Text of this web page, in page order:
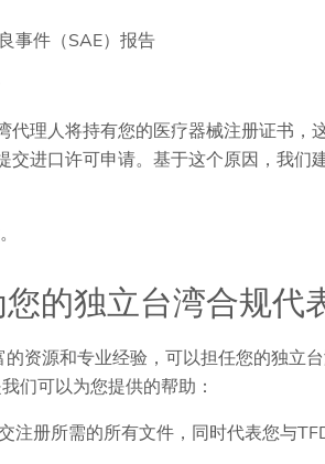
事件（SAE）报告
理人将持有您的医疗器械注册证书，
进口许可申请。基于这个原因，我们
的独立台湾合规代
资源和专业经验，可以担任您的独立
们可以为您提供的帮助：
册所需的所有文件，同时代表您与